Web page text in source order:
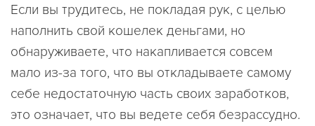
Если вы трудитесь, не покладая рук, с целью
наполнить свой кошелек деньгами, но
обнаруживаете, что накапливается совсем
мало из-за того, что вы откладываете самому
себе недостаточную часть своих заработков,
это означает, что вы ведете себя безрассудно.